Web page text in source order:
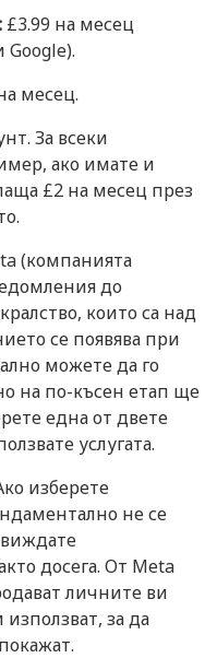
£3.99 на месец
Google).
месец.
За всеки
ако имате и
£2 на месец през
(компанията
до
които са над
се появява при
можете да го
на по-късен етап ще
една от двете
услугата.
изберете
не се
досега. От Meta
личните ви
за да